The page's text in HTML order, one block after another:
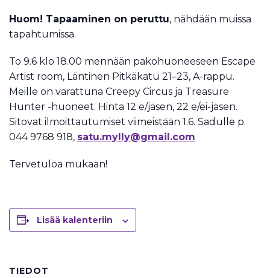
Huom! Tapaaminen on peruttu, nähdään muissa
tapahtumissa.
To 9.6 klo 18.00 mennään pakohuoneeseen Escape
Artist room, Läntinen Pitkäkatu 21–23, A-rappu.
Meille on varattuna Creepy Circus ja Treasure
Hunter -huoneet. Hinta 12 e/jäsen, 22 e/ei-jäsen.
Sitovat ilmoittautumiset viimeistään 1.6. Sadulle p.
044 9768 918, satu.mylly@gmail.com
Tervetuloa mukaan!
Lisää kalenteriin
TIEDOT